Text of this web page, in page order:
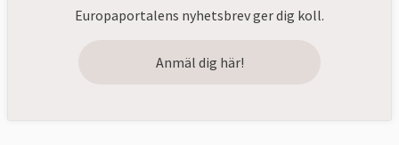
Europaportalens nyhetsbrev ger dig koll.
Anmäl dig här!